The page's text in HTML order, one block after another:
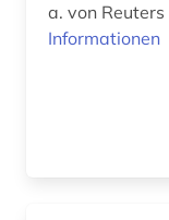
logistik (1)
a. von Reuters
Informationen